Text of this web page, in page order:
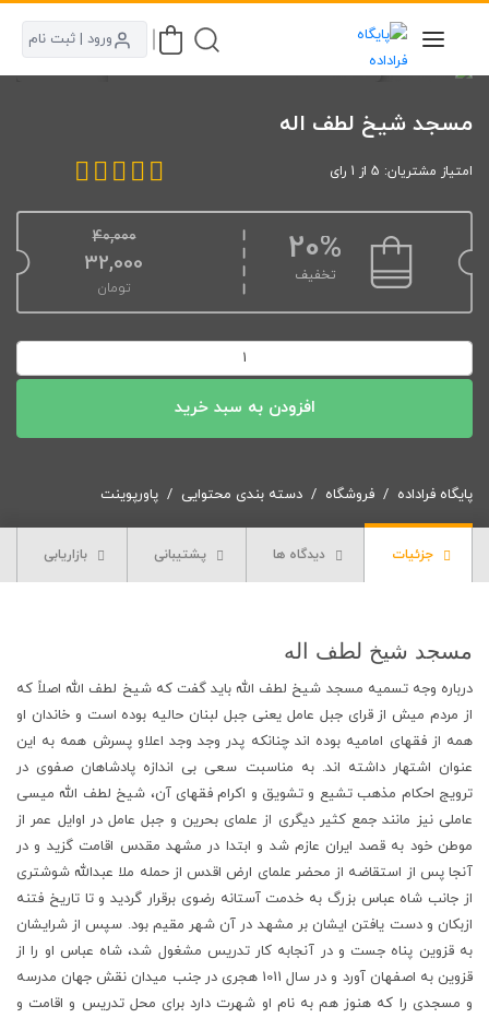
ورود | ثبت نام
مسجد شیخ لطف اله
امتیاز مشتریان: 5 از 1 رای
20%
تخفیف
40,000
قیمت اصلی: 40,000تومان بود.
32,000
تومان
قیمت فعلی: 32,000تومان.
شیخ
افزودن به سبد خرید
پایگاه فراداده فروشگاه دسته بندی محتوایی پاورپوینت
جزئیات دیدگاه ها پشتیبانی بازاریابی
مسجد شیخ لطف اله
درباره وجه تسمیه مسجد شیخ لطف الله باید گفت که شیخ لطف الله اصلاً که
از مردم میش از قراى جبل عامل یعنى جبل لبنان حالیه بوده است و خاندان او
همه از فقهاى امامیه بوده‏ اند چنانکه پدر وجد وجد اعلاو پسرش همه به این
عنوان اشتهار داشته ‏اند. به مناسبت سعى بى اندازه پادشاهان صفوى در
ترویج احکام مذهب تشیع و تشویق و اکرام فقهاى آن، شیخ لطف الله میسى
عاملى نیز مانند جمع کثیر دیگرى از علماى بحرین و جبل عامل در اوایل عمر از
موطن خود به قصد ایران عازم شد و ابتدا در مشهد مقدس اقامت گزید و در
آنجا پس از استقاضه از محضر علماى ارض اقدس از حمله ملا عبدالله شوشترى
از جانب شاه عباس بزرگ به خدمت آستانه رضوى برقرار گردید و تا تاریخ فتنه
ازبکان و دست یافتن ایشان بر مشهد در آن شهر مقیم بود. سپس از شرایشان
به قزوین پناه جست و در آنجابه کار تدریس مشغول شد، شاه عباس او را از
قزوین به اصفهان آورد و در سال 1011 هجرى در جنب میدان نقش جهان مدرسه
و مسجدى را که هنوز هم به نام او شهرت دارد براى محل تدریس و اقامت و